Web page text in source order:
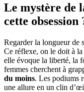
Le mystère de
cette obsession
Regarder la longueur de
Ce réflexe, on le doit à
elle évoque la liberté, la
femmes cherchent à
du moins. Les podiums
une allure en un clin